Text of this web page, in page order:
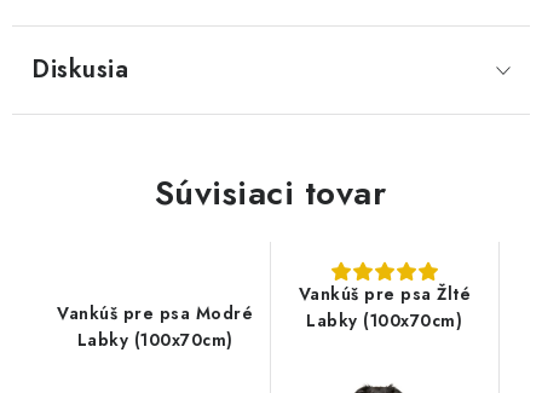
Diskusia
Súvisiaci tovar
Vankúš pre psa Modré
Labky (100x70cm)
Vankúš pre psa Žlté
Labky (100x70cm)